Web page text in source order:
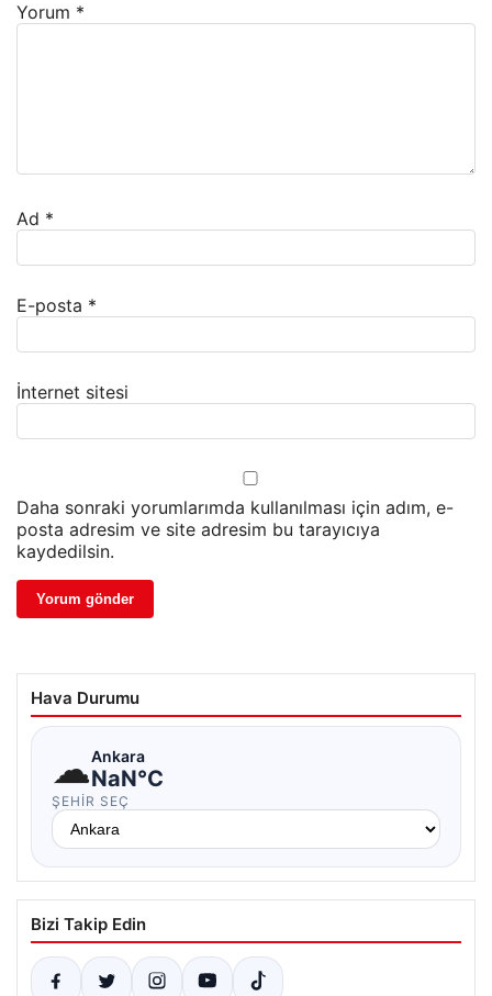
Yorum *
Ad *
E-posta *
İnternet sitesi
Daha sonraki yorumlarımda kullanılması için adım, e-
posta adresim ve site adresim bu tarayıcıya
kaydedilsin.
Hava Durumu
☁Ankara
NaN°C
ŞEHIR SEÇ
Bizi Takip Edin